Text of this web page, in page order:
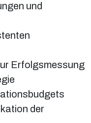
und
Erfolgsmessung
der